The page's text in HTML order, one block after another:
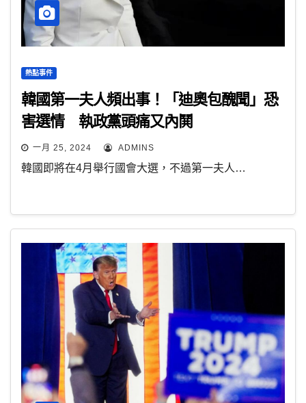
熱點事件
韓國第一夫人頻出事！「迪奧包醜聞」恐
害選情 執政黨頭痛又內鬨
一月 25, 2024 ADMINS
韓國即將在4月舉行國會大選，不過第一夫人…